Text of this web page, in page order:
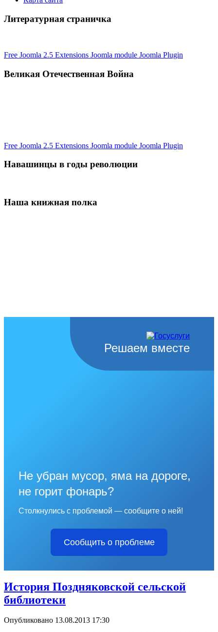
Литературная страничка
Free Joomla 2.5 Extensions Joomla module Joomla Plugin
Великая Отечественная Война
Free Joomla 2.5 Extensions Joomla module Joomla Plugin
Навашинцы в годы революции
Наша книжная полка
Решаем вместе
Не убран мусор, яма на дороге,
не горит фонарь?
Столкнулись с проблемой — сообщите о ней!
Сообщить о проблеме
История Поздняковской сельской
библиотеки
Опубликовано 13.08.2013 17:30